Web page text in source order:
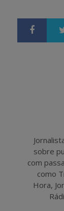
sobre
com
como
Hora,